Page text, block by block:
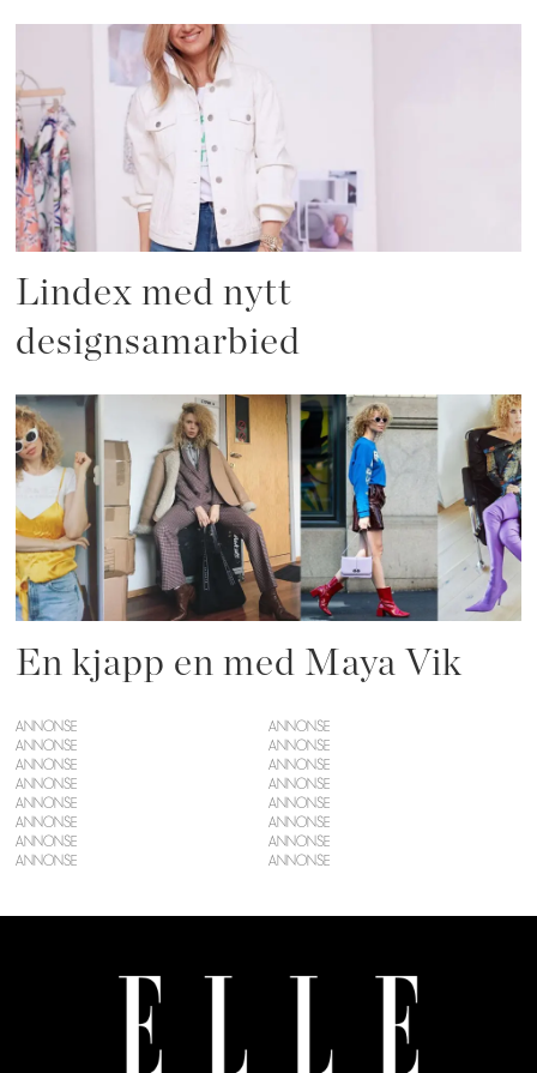
Lindex med nytt
designsamarbied
En kjapp en med Maya Vik
ANNONSE
ANNONSE
ANNONSE
ANNONSE
ANNONSE
ANNONSE
ANNONSE
ANNONSE